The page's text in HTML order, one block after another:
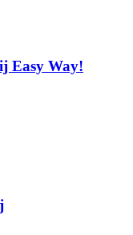
Easy Way!